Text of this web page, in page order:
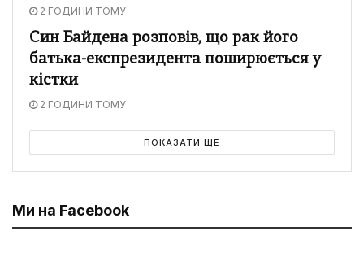
2 ГОДИНИ ТОМУ
Син Байдена розповів, що рак його
батька-експрезидента поширюється у
кістки
2 ГОДИНИ ТОМУ
ПОКАЗАТИ ЩЕ
Ми на Facebook